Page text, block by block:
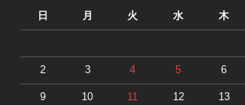
日 月 火 水 木
2 3 4 5 6
9 10 11 12 13